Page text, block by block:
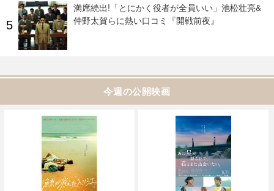
満席続出!「とにかく役者が全員いい」池松壮亮&
仲野太賀らに熱い口コミ『開戦前夜』
今週の公開映画